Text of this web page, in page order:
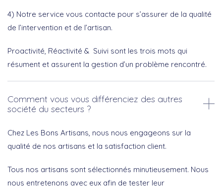
4) Notre service vous contacte pour s’assurer de la qualité
de l’intervention et de l’artisan.
Proactivité, Réactivité & Suivi sont les trois mots qui
résument et assurent la gestion d’un problème rencontré.
Comment vous vous différenciez des autres
société du secteurs ?
Chez Les Bons Artisans, nous nous engageons sur la
qualité de nos artisans et la satisfaction client.
Tous nos artisans sont sélectionnés minutieusement. Nous
nous entretenons avec eux afin de tester leur